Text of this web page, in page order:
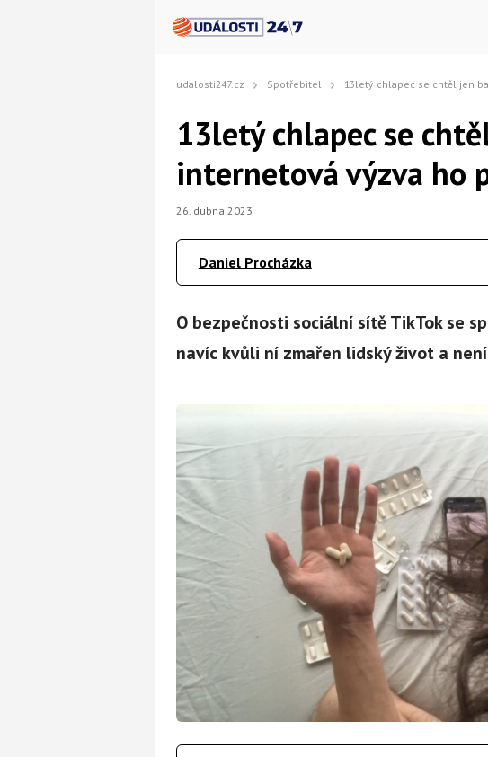
udalosti247.cz Spotřebitel 13letý chlapec se chtěl jen bavit: Nová internetová
13letý chlapec se
internetová výzva ho
26. dubna 2023
Daniel Procházka
O bezpečnosti sociální sítě TikTok se
navíc kvůli ní zmařen lidský život a